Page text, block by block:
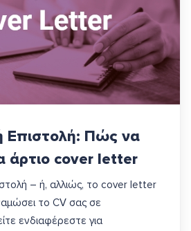
Επιστολή: Πώς να
άρτιο cover letter
– ή, αλλιώς, το cover letter
το CV σας σε
ενδιαφέρεστε για